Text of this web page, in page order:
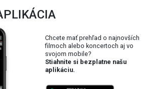
Chcete mať prehľad o najnovších
filmoch alebo koncertoch aj vo
svojom mobile?
Stiahnite si bezplatne našu
aplikáciu.